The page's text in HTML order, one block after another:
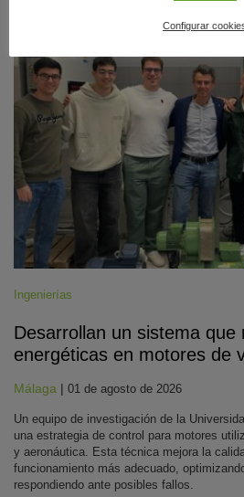
Ingenierías
Desarrollan un sistema que
energéticas en motores de
Málaga | 01 de agosto de 2026
Un equipo de investigación de la
una estrategia de control para motores
y aeronáutica. Esta técnica mejora la
funcionamiento más adecuado,
respondiendo ante posibles fallos.
Configurar